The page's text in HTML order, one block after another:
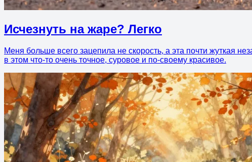
Исчезнуть на жаре? Легко
Меня больше всего зацепила не скорость, а эта почти жуткая
в этом что-то очень точное, суровое и по-своему красивое.